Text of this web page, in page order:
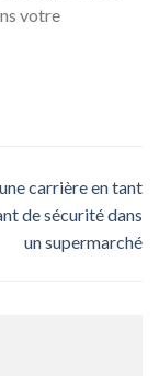
votre
carrière en tant
de sécurité dans
un supermarché